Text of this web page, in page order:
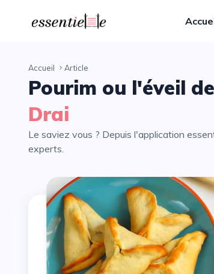
Accueil Article
Pourim ou l'éveil
Drai
Le saviez vous ? Depuis l'application essentiELLE vous pouvez partager avec vos proches tous les articles de nos
experts.